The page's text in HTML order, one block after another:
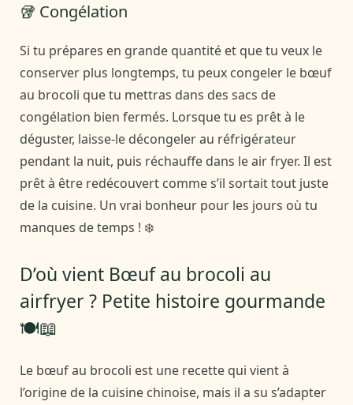
🥡 Congélation
Si tu prépares en grande quantité et que tu veux le
conserver plus longtemps, tu peux congeler le bœuf
au brocoli que tu mettras dans des sacs de
congélation bien fermés. Lorsque tu es prêt à le
déguster, laisse-le décongeler au réfrigérateur
pendant la nuit, puis réchauffe dans le air fryer. Il est
prêt à être redécouvert comme s’il sortait tout juste
de la cuisine. Un vrai bonheur pour les jours où tu
manques de temps ! ❄️
D’où vient Bœuf au brocoli au
airfryer ? Petite histoire gourmande
🍽️📖
Le bœuf au brocoli est une recette qui vient à
l’origine de la cuisine chinoise, mais il a su s’adapter